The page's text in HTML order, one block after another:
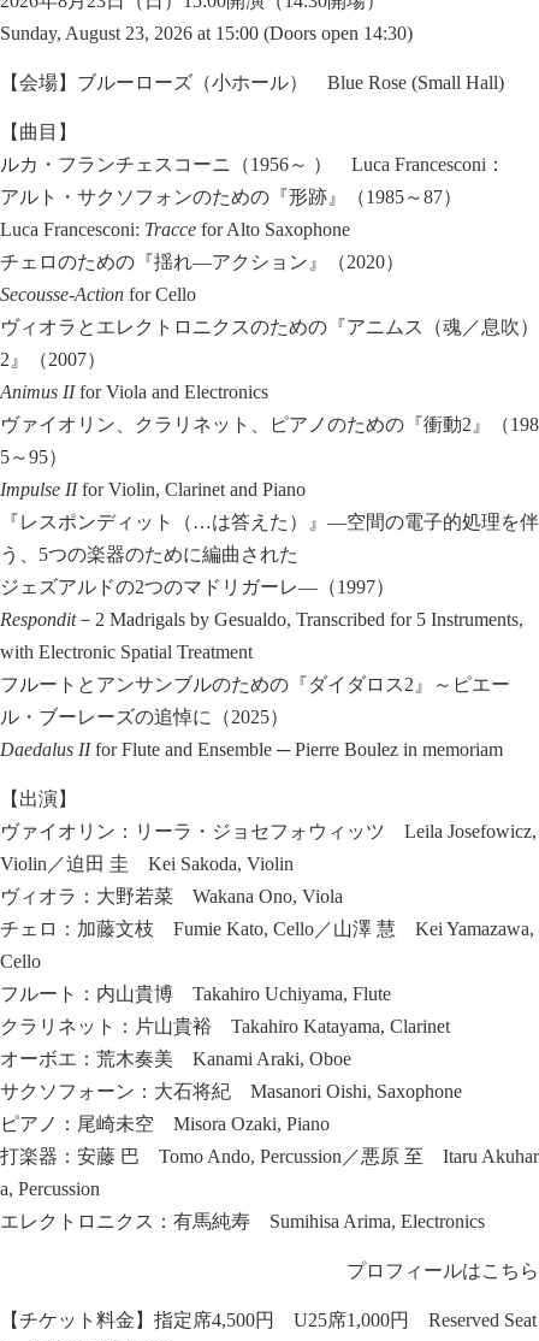
Sunday, August 23, 2026 at 15:00 (Doors open 14:30)
【会場】ブルーローズ（小ホール） Blue Rose (Small Hall)
【曲目】
ルカ・フランチェスコーニ（1956～ ） Luca Francesconi：
アルト・サクソフォンのための『形跡』（1985～87）
Luca Francesconi: Tracce for Alto Saxophone
チェロのための『揺れ―アクション』（2020）
Secousse-Action for Cello
ヴィオラとエレクトロニクスのための『アニムス（魂／息吹）
2』（2007）
Animus IIfor Viola and Electronics
ヴァイオリン、クラリネット、ピアノのための『衝動2』（198
5～95）
Impulse IIfor Violin, Clarinet and Piano
『レスポンディット（…は答えた）』―空間の電子的処理を伴
う、5つの楽器のために編曲された
ジェズアルドの2つのマドリガーレ―（1997）
Respondit－2 Madrigals by Gesualdo, Transcribed for 5 Instruments,
with Electronic Spatial Treatment
フルートとアンサンブルのための『ダイダロス2』～ピエー
ル・ブーレーズの追悼に（2025）
Daedalus IIfor Flute and Ensemble ─ Pierre Boulez in memoriam
【出演】
ヴァイオリン：リーラ・ジョセフォウィッツ Leila Josefowicz,
Violin／迫田 圭 Kei Sakoda, Violin
ヴィオラ：大野若菜 Wakana Ono, Viola
チェロ：加藤文枝 Fumie Kato, Cello／山澤 慧 Kei Yamazawa,
Cello
フルート：内山貴博 Takahiro Uchiyama, Flute
クラリネット：片山貴裕 Takahiro Katayama, Clarinet
オーボエ：荒木奏美 Kanami Araki, Oboe
サクソフォーン：大石将紀 Masanori Oishi, Saxophone
ピアノ：尾崎未空 Misora Ozaki, Piano
打楽器：安藤 巴 Tomo Ando, Percussion／悪原 至 Itaru Akuhar
a, Percussion
エレクトロニクス：有馬純寿 Sumihisa Arima, Electronics
プロフィールはこちら
【チケット料金】指定席4,500円 U25席1,000円 Reserved Seat